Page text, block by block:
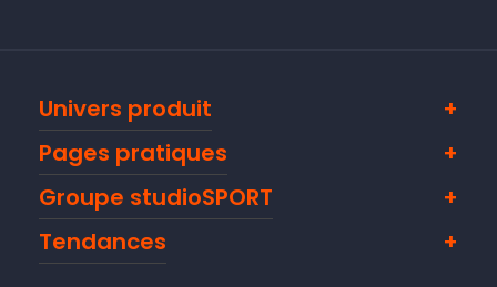
Univers produit
Pages pratiques
Groupe studioSPORT
Tendances